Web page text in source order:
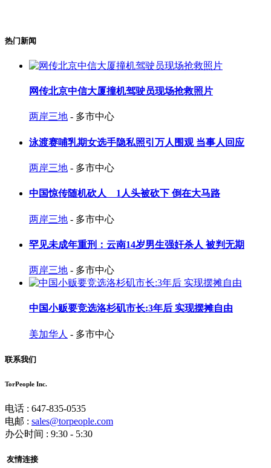
热门新闻
网传北京中信大厦撞机驾驶员现场抢救照片
两岸三地 - 多市中心
泳渡赛哺乳期女选手隐私照引万人围观 当事人回应
两岸三地 - 多市中心
中国惊传随机砍人 1人头被砍下 倒在大马路
两岸三地 - 多市中心
罕见未成年重刑：云南14岁男生强奸杀人 被判无期
两岸三地 - 多市中心
中国小贩要竞选洛杉矶市长:3年后 实现摆摊自由
美加华人 - 多市中心
联系我们
TorPeople Inc.
电话 : 647-835-0535
电邮 : sales@torpeople.com
办公时间 : 9:30 - 5:30
友情连接